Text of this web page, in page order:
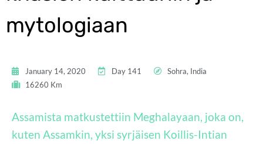
mytologiaan
January 14, 2020 Day 141
Sohra, India
16260 Km
Assamista matkustettiin Meghalayaan, joka on,
kuten Assamkin, yksi syrjäisen Koillis-Intian